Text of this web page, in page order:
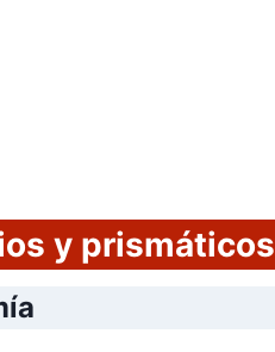
y prismáticos